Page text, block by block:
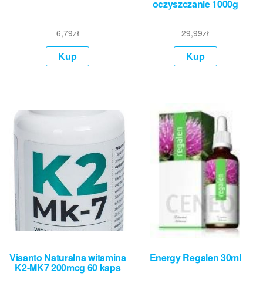
6,79zł
Kup
oczyszczanie 1000g
29,99zł
Kup
Visanto Naturalna witamina
K2-MK7 200mcg 60 kaps
Energy Regalen 30ml